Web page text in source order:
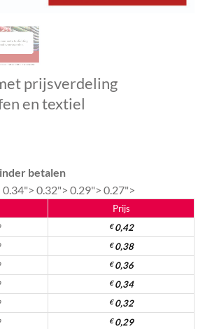
prijsverdeling
en textiel
betalen
0.34"> 0.32"> 0.29"> 0.27">
Prijs
€0,42
€0,38
€0,36
€0,34
€0,32
€0,29